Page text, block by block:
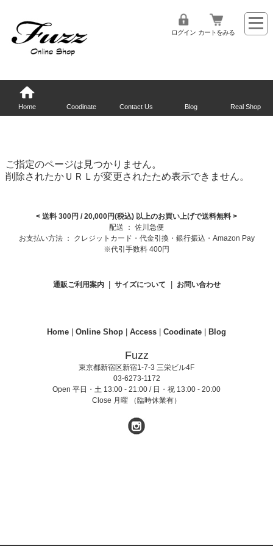
ログイン カートをみる
Home Coodinate Contact Us Blog Real Shop
ご指定のページは見つかりません。
削除されたかＵＲＬが変更されたため表示できません。
< 送料 300円 / 20,000円(税込) 以上のお買い上げで送料無料 >
配送 ： 佐川急便
お支払い方法 ： クレジットカード・代金引換・銀行振込・Amazon Pay
※代引手数料 400円
通販ご利用案内 サイズについて お問い合わせ
Home Online Shop Access Coodinate Blog
Fuzz
東京都新宿区新宿1-7-3 三栄ビル4F
03-6273-1172
Open 平日・土 13:00 - 21:00 / 日・祝 13:00 - 20:00
Close 月曜 （臨時休業有）